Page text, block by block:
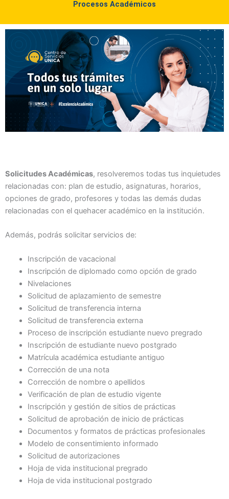
Procesos Académicos
Solicitudes Académicas, resolveremos todas tus inquietudes
relacionadas con: plan de estudio, asignaturas, horarios,
opciones de grado, profesores y todas las demás dudas
relacionadas con el quehacer académico en la institución.
Además, podrás solicitar servicios de:
Inscripción de vacacional
Inscripción de diplomado como opción de grado
Nivelaciones
Solicitud de aplazamiento de semestre
Solicitud de transferencia interna
Solicitud de transferencia externa
Proceso de inscripción estudiante nuevo pregrado
Inscripción de estudiante nuevo postgrado
Matrícula académica estudiante antiguo
Corrección de una nota
Corrección de nombre o apellidos
Verificación de plan de estudio vigente
Inscripción y gestión de sitios de prácticas
Solicitud de aprobación de inicio de prácticas
Documentos y formatos de prácticas profesionales
Modelo de consentimiento informado
Solicitud de autorizaciones
Hoja de vida institucional pregrado
Hoja de vida institucional postgrado